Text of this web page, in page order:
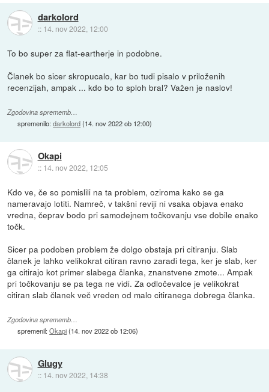
darkolord
:: 14. nov 2022, 12:00
To bo super za flat-eartherje in podobne.
Članek bo sicer skropucalo, kar bo tudi pisalo v priloženih
recenzijah, ampak ... kdo bo to sploh bral? Važen je naslov!
Zgodovina sprememb…
spremenilo:darkolord(14. nov 2022 ob 12:00)
Okapi
:: 14. nov 2022, 12:05
Kdo ve, če so pomislili na ta problem, oziroma kako se ga
nameravajo lotiti. Namreč, v takšni reviji ni vsaka objava enako
vredna, čeprav bodo pri samodejnem točkovanju vse dobile enako
točk.
Sicer pa podoben problem že dolgo obstaja pri citiranju. Slab
članek je lahko velikokrat citiran ravno zaradi tega, ker je slab, ker
ga citirajo kot primer slabega članka, znanstvene zmote... Ampak
pri točkovanju se pa tega ne vidi. Za odločevalce je velikokrat
citiran slab članek več vreden od malo citiranega dobrega članka.
Zgodovina sprememb…
spremenil:Okapi(14. nov 2022 ob 12:06)
Glugy
:: 14. nov 2022, 14:38